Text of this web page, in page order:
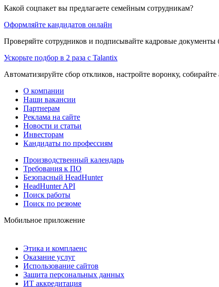
Какой соцпакет вы предлагаете семейным сотрудникам?
Оформляйте кандидатов онлайн
Проверяйте сотрудников и подписывайте кадровые документы
Ускорьте подбор в 2 раза с Talantix
Автоматизируйте сбор откликов, настройте воронку,
О компании
Наши вакансии
Партнерам
Реклама на сайте
Новости и статьи
Инвесторам
Кандидаты по профессиям
Производственный календарь
Требования к ПО
Безопасный HeadHunter
HeadHunter API
Поиск работы
Поиск по резюме
Мобильное приложение
Этика и комплаенс
Оказание услуг
Использование сайтов
Защита персональных данных
ИТ аккредитация